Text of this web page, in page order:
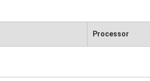
Processor